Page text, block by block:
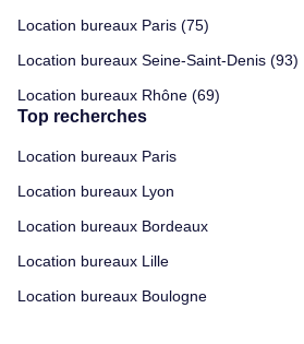
Location bureaux Paris (75)
Location bureaux Seine-Saint-Denis (93)
Location bureaux Rhône (69)
Top recherches
Location bureaux Paris
Location bureaux Lyon
Location bureaux Bordeaux
Location bureaux Lille
Location bureaux Boulogne